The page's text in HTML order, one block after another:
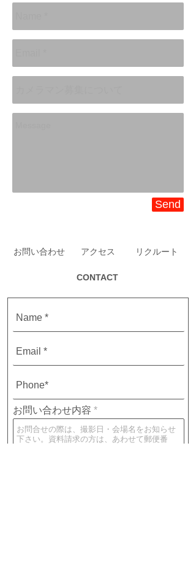
Send
お問い合わせ アクセス リクルート
CONTACT
お問い合わせ内容